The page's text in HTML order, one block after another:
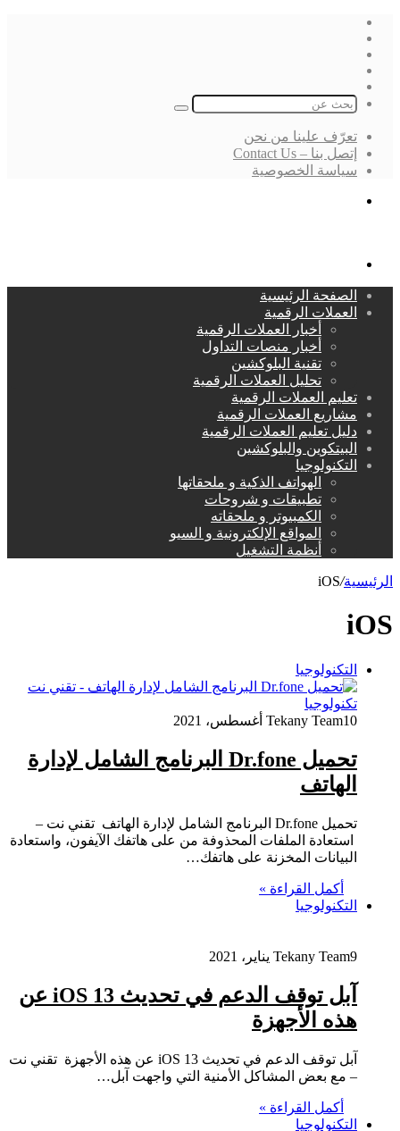
بحث
تعرّف علينا من نحن
إتصل بنا – Contact Us
سياسة الخصوصية
الصفحة الرئيسية
العملات الرقمية
أخبار العملات الرقمية
أخبار منصات التداول
تقنية البلوكشين
تحليل العملات الرقمية
تعليم العملات الرقمية
مشاريع العملات الرقمية
دليل تعليم العملات الرقمية
البيتكوين والبلوكشين
التكنولوجيا
الهواتف الذكية و ملحقاتها
تطبيقات و شروحات
الكمبيوتر و ملحقاته
المواقع الإلكترونية و السيو
أنظمة التشغيل
الرئيسية/
iOS
iOS
التكنولوجيا
Tekany Team10 أغسطس، 2021
تحميل Dr.fone البرنامج الشامل لإدارة
الهاتف
تحميل Dr.fone البرنامج الشامل لإدارة الهاتف تقني نت –
استعادة الملفات المحذوفة من على هاتفك الآيفون، واستعادة
البيانات المخزنة على هاتفك…
أكمل القراءة »
التكنولوجيا
Tekany Team9 يناير، 2021
آبل توقف الدعم في تحديث iOS 13 عن
هذه الأجهزة
آبل توقف الدعم في تحديث iOS 13 عن هذه الأجهزة تقني نت
– مع بعض المشاكل الأمنية التي واجهت آبل…
أكمل القراءة »
التكنولوجيا